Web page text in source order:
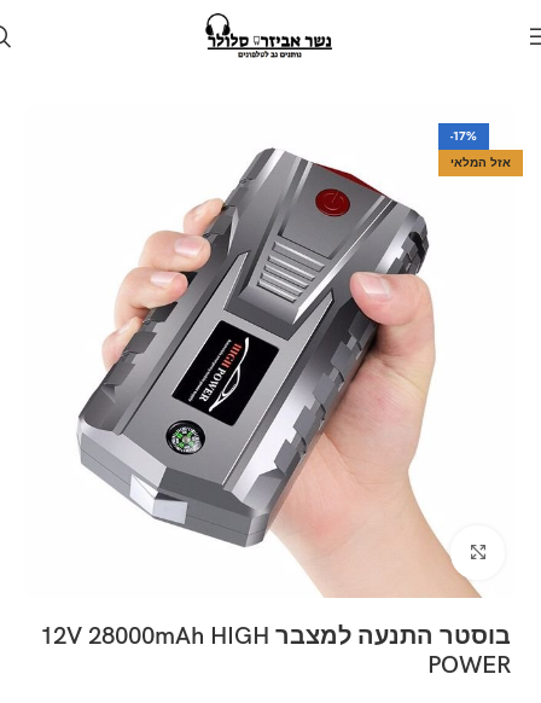
בוסטר התנעה לרכב
-17%
אזל המלאי
Click to enlarge
בוסטר התנעה למצבר 12V 28000mAh HIGH
POWER